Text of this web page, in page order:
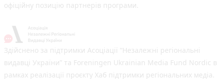
офіційну позицію партнерів програми.
Здійснено за підтримки Асоціації “Незалежні регіональні
видавці України” та Foreningen Ukrainian Media Fund Nordic в
рамках реалізації проєкту Хаб підтримки регіональних медіа.